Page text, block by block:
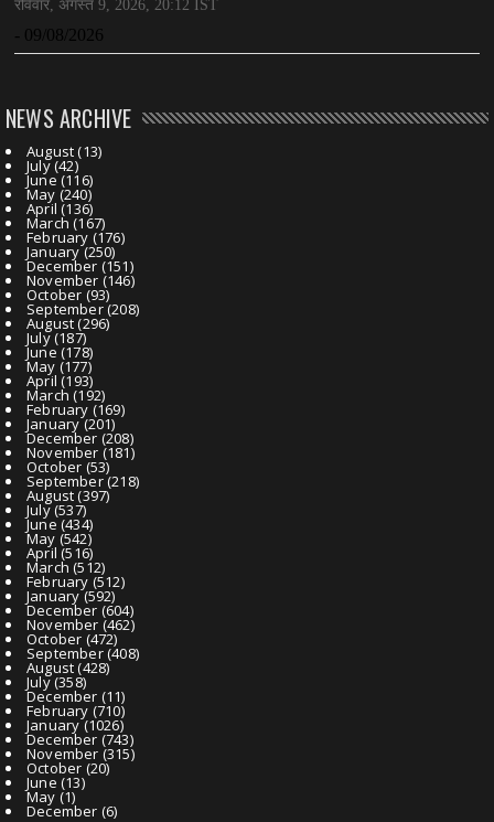
NEWS ARCHIVE
August(13)
July(42)
June(116)
May (240)
April (136)
March (167)
February (176)
January(250)
December (151)
November (146)
October (93)
September(208)
August(296)
July(187)
June(178)
May (177)
April (193)
March (192)
February (169)
January(201)
December (208)
November (181)
October (53)
September(218)
August(397)
July(537)
June(434)
May (542)
April (516)
March (512)
February (512)
January(592)
December (604)
November (462)
October (472)
September(408)
August(428)
July(358)
December (11)
February (710)
January(1026)
December (743)
November (315)
October (20)
June (13)
May (1)
December (6)